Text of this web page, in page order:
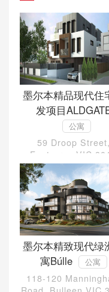
墨尔本精品现代住
发项目
公寓
59 Droop Street,
Footscray VIC
墨尔本精致现代绿
寓Búlle
公寓
118-120